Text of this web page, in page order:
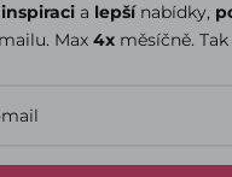
inspiraci a lepšínabídky,
Max 4xměsíčně. Tak